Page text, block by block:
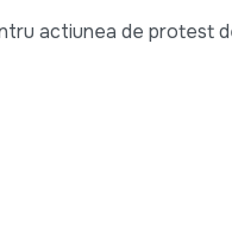
actiunea de protest